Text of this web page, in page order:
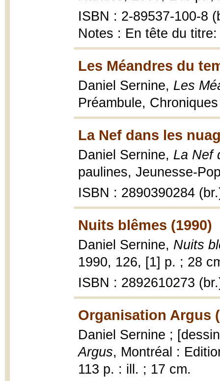
ISBN : 2-89537-100-8
Notes : En tête du
Les Méandres du
Daniel Sernine, Les
Préambule,
La Nef dans les
Daniel Sernine, La Nef
paulines, Jeunesse-
ISBN : 2890390284
Nuits blêmes (1990)
Daniel Sernine, Nuits
1990, 126, [1] p. ; 28
ISBN : 2892610273
Organisation Argus
Daniel Sernine ;
Argus, Montréal :
113 p. : ill. ; 17 cm.